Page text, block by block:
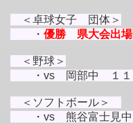
＜卓球女子 団体 ＞
・ 優勝 県大会出場
＜野球＞
・vs 岡部中 １１
＜ソフトボール＞
・vs 熊谷富士見中